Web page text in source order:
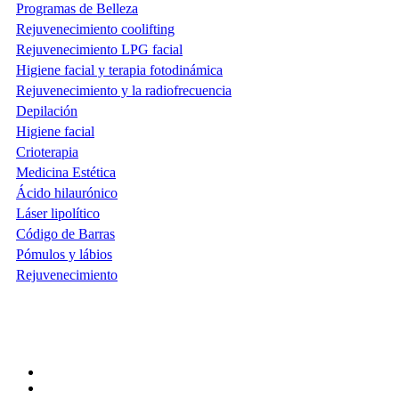
Programas de Belleza
Rejuvenecimiento coolifting
Rejuvenecimiento LPG facial
Higiene facial y terapia fotodinámica
Rejuvenecimiento y la radiofrecuencia
Depilación
Higiene facial
Crioterapia
Medicina Estética
Ácido hilaurónico
Láser lipolítico
Código de Barras
Pómulos y lábios
Rejuvenecimiento